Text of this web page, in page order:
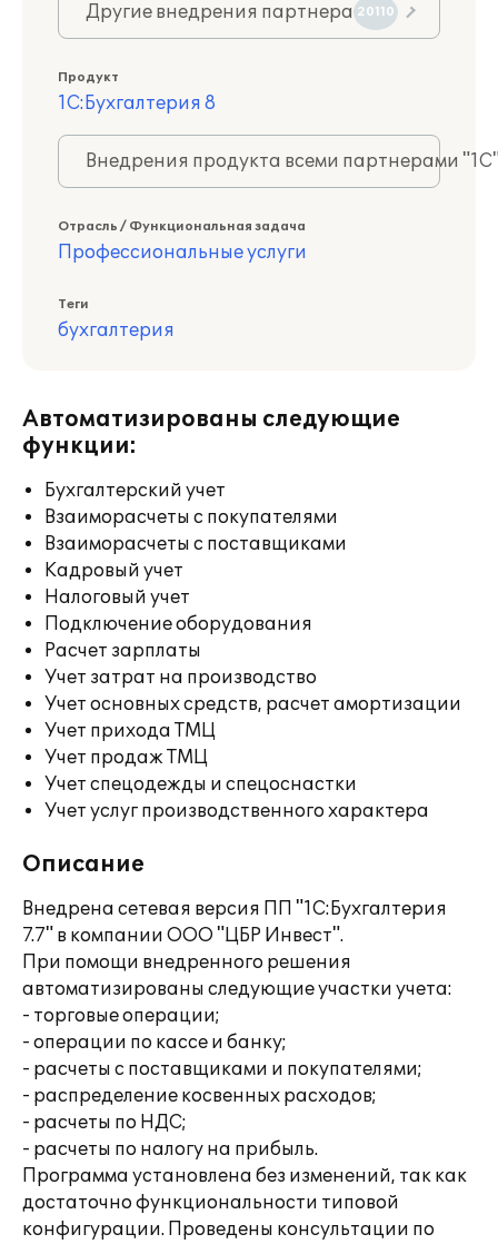
Другие внедрения партнера 20110
Продукт
1С:Бухгалтерия 8
Внедрения продукта всеми партнерами
Отрасль / Функциональная задача
Профессиональные услуги
Теги
бухгалтерия
Автоматизированы следующие
функции:
Бухгалтерский учет
Взаиморасчеты с покупателями
Взаиморасчеты с поставщиками
Кадровый учет
Налоговый учет
Подключение оборудования
Расчет зарплаты
Учет затрат на производство
Учет основных средств, расчет амортизации
Учет прихода ТМЦ
Учет продаж ТМЦ
Учет спецодежды и спецоснастки
Учет услуг производственного характера
Описание
Внедрена сетевая версия ПП "1С:Бухгалтерия
7.7" в компании ООО "ЦБР Инвест".
При помощи внедренного решения
автоматизированы следующие участки учета:
- торговые операции;
- операции по кассе и банку;
- расчеты с поставщиками и покупателями;
- распределение косвенных расходов;
- расчеты по НДС;
- расчеты по налогу на прибыль.
Программа установлена без изменений, так как
достаточно функциональности типовой
конфигурации. Проведены консультации по